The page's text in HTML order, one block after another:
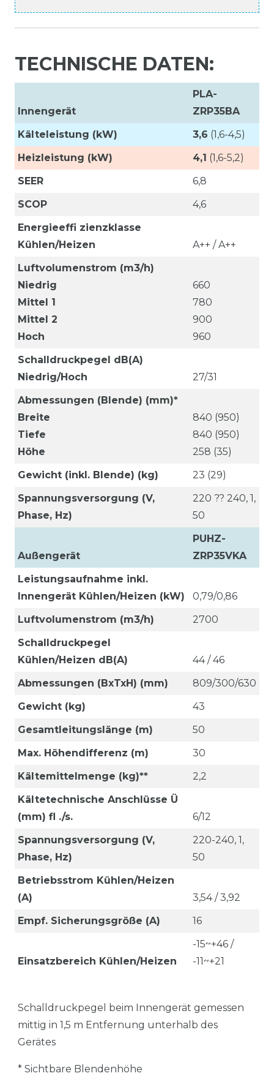
TECHNISCHE DATEN:
Innengerät
PLA-
ZRP35BA
Kälteleistung (kW)
3,6 (1,6-4,5)
Heizleistung (kW)
4,1 (1,6-5,2)
SEER
6,8
SCOP
4,6
Energieeffi zienzklasse
Kühlen/Heizen
A++ / A++
Luftvolumenstrom (m3/h)
Niedrig
Mittel 1
Mittel 2
Hoch
660
780
900
960
Schalldruckpegel dB(A)
Niedrig/Hoch
27/31
Abmessungen (Blende) (mm)*
Breite
Tiefe
Höhe
840 (950)
840 (950)
258 (35)
Gewicht (inkl. Blende) (kg)
23 (29)
Spannungsversorgung (V,
Phase, Hz)
220 ?? 240, 1,
50
Außengerät
PUHZ-
ZRP35VKA
Leistungsaufnahme inkl.
Innengerät Kühlen/Heizen (kW)
0,79/0,86
Luftvolumenstrom (m3/h)
2700
Schalldruckpegel
Kühlen/Heizen dB(A)
44 / 46
Abmessungen (BxTxH) (mm)
809/300/630
Gewicht (kg)
43
Gesamtleitungslänge (m)
50
Max. Höhendifferenz (m)
30
Kältemittelmenge (kg)**
2,2
Kältetechnische Anschlüsse Ü
(mm) fl ./s.
6/12
Spannungsversorgung (V,
Phase, Hz)
220-240, 1,
50
Betriebsstrom Kühlen/Heizen
(A)
3,54 / 3,92
Empf. Sicherungsgröße (A)
16
Einsatzbereich Kühlen/Heizen
-15~+46 /
-11~+21
Schalldruckpegel beim Innengerät gemessen
mittig in 1,5 m Entfernung unterhalb des
Gerätes
* Sichtbare Blendenhöhe